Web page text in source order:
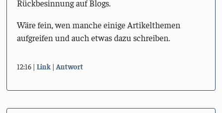
Rückbesinnung auf Blogs.
Wäre fein, wen manche einige Artikelthemen
aufgreifen und auch etwas dazu schreiben.
12:16 Link Antwort